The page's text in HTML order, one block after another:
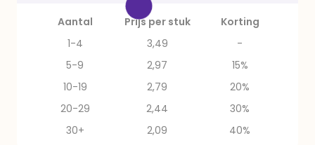
Aantal Prijs per stuk
Korting
1-4
3,49
-
5-9
2,97
15%
10-19
2,79
20%
20-29
2,44
30%
30+
2,09 40%